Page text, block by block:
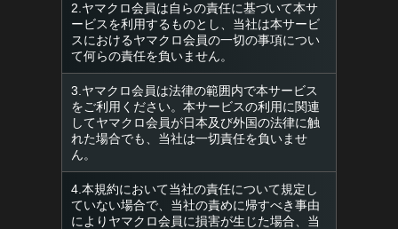
2.ヤマクロ会員は自らの責任に基づいて本サ
ービスを利用するものとし、当社は本サービ
スにおけるヤマクロ会員の一切の事項につい
て何らの責任を負いません。
3.ヤマクロ会員は法律の範囲内で本サービス
をご利用ください。本サービスの利用に関連
してヤマクロ会員が日本及び外国の法律に触
れた場合でも、当社は一切責任を負いませ
ん。
4.本規約において当社の責任について規定し
ていない場合で、当社の責めに帰すべき事由
によりヤマクロ会員に損害が生じた場合、当